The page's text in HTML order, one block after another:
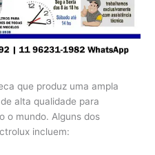
que produz uma ampla
alta qualidade para
o mundo. Alguns dos
incluem: